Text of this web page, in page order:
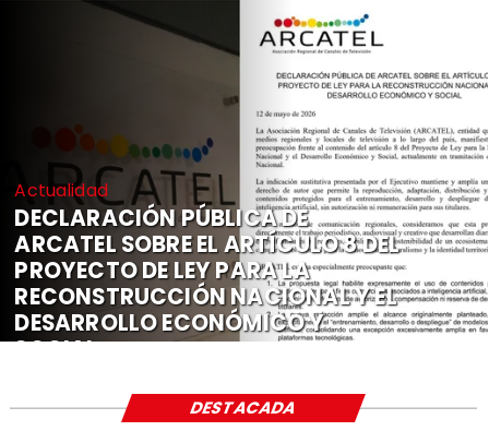
Actualidad
DECLARACIÓN PÚBLICA DE
ARCATEL SOBRE EL ARTÍCULO 8 DEL
PROYECTO DE LEY PARA LA
RECONSTRUCCIÓN NACIONAL Y EL
DESARROLLO ECONÓMICO Y
SOCIAL
DESTACADA